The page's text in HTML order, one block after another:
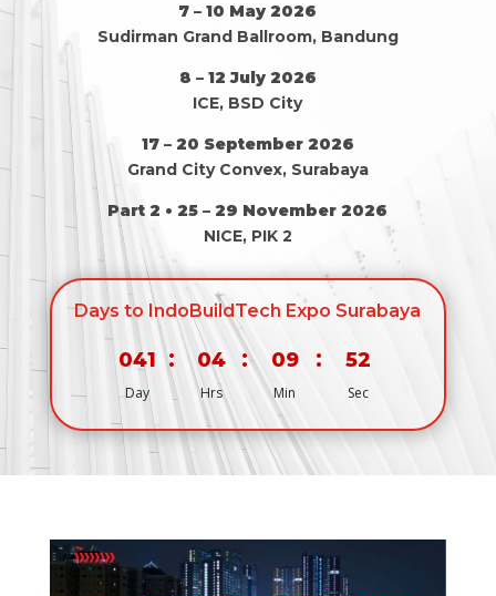
7 – 10 May 2026
Sudirman Grand Ballroom, Bandung
8 – 12 July 2026
ICE, BSD City
17 – 20 September 2026
Grand City Convex, Surabaya
Part 2 • 25 – 29 November 2026
NICE, PIK 2
Days to IndoBuildTech Expo Surabaya
041
Day
: 04
Hrs
: 09
Min
: 52
Sec